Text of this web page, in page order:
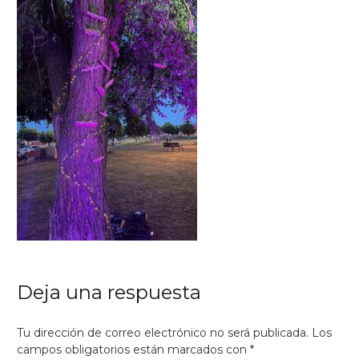
Deja una respuesta
Tu dirección de correo electrónico no será publicada. Los
campos obligatorios están marcados con *